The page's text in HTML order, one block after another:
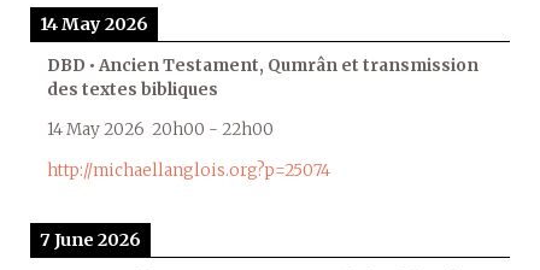
14 May 2026
DBD • Ancien Testament, Qumrân et transmission
des textes bibliques
14 May 2026 20h00 - 22h00
http://michaellanglois.org?p=25074
7 June 2026